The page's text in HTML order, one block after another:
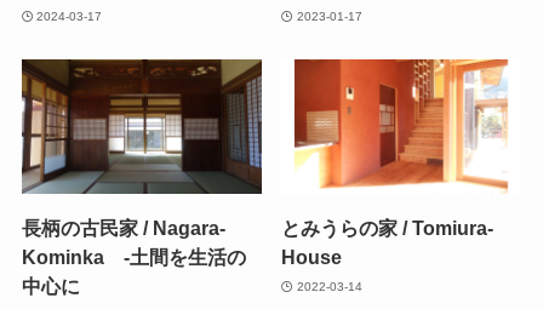
2024-03-17 2023-01-17
長柄の古民家 / Nagara-
Kominka -土間を生活の
中心に
とみうらの家 / Tomiura-
House
2022-03-14